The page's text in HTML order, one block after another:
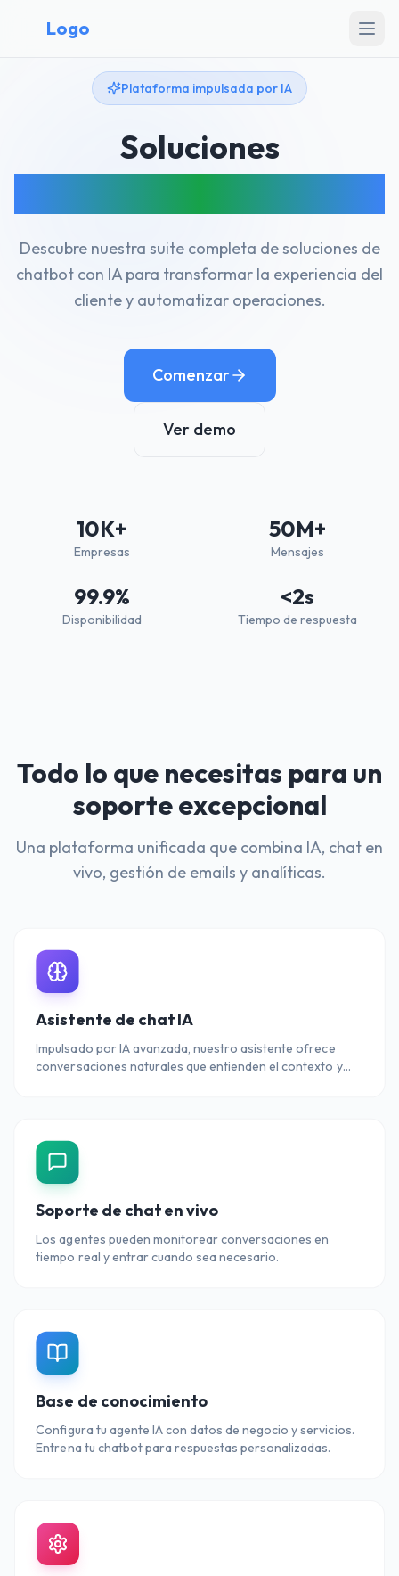
Logo
Plataforma impulsada por IA
Soluciones
Descubre nuestra suite completa de soluciones de
chatbot con IA para transformar la experiencia del
cliente y automatizar operaciones.
Comenzar
Ver demo
10K+
Empresas
50M+
Mensajes
99.9%
Disponibilidad
<2s
Tiempo de respuesta
Todo lo que necesitas para un
soporte excepcional
Una plataforma unificada que combina IA, chat en
vivo, gestión de emails y analíticas.
Asistente de chat IA
Impulsado por IA avanzada, nuestro asistente ofrece
conversaciones naturales que entienden el contexto y
Soporte de chat en vivo
Los agentes pueden monitorear conversaciones en
tiempo real y entrar cuando sea necesario.
Base de conocimiento
Configura tu agente IA con datos de negocio y servicios.
Entrena tu chatbot para respuestas personalizadas.